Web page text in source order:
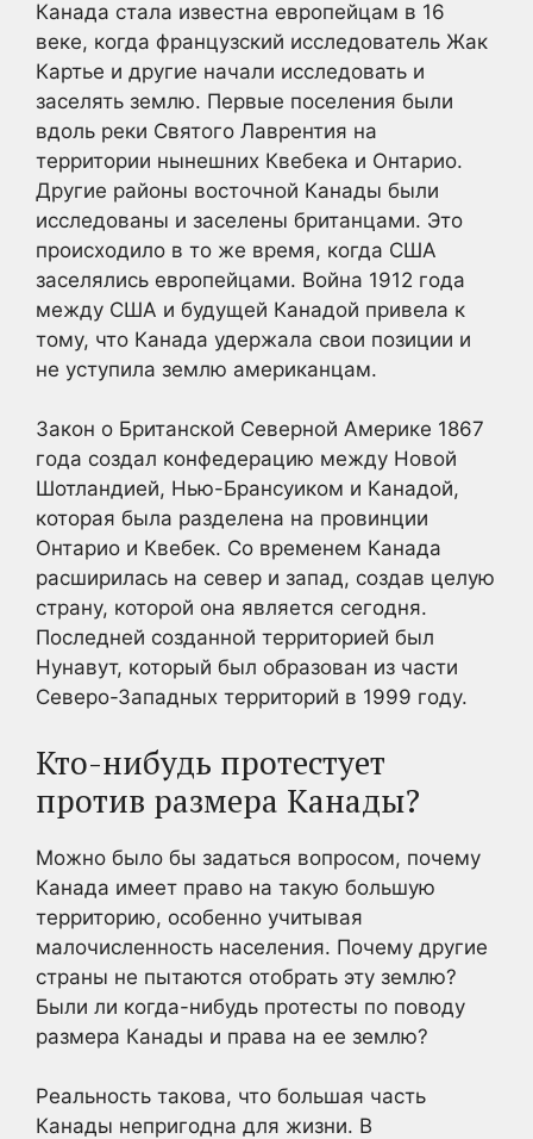
Канада стала известна европейцам в 16
веке, когда французский исследователь Жак
Картье и другие начали исследовать и
заселять землю. Первые поселения были
вдоль реки Святого Лаврентия на
территории нынешних Квебека и Онтарио.
Другие районы восточной Канады были
исследованы и заселены британцами. Это
происходило в то же время, когда США
заселялись европейцами. Война 1912 года
между США и будущей Канадой привела к
тому, что Канада удержала свои позиции и
не уступила землю американцам.
Закон о Британской Северной Америке 1867
года создал конфедерацию между Новой
Шотландией, Нью-Брансуиком и Канадой,
которая была разделена на провинции
Онтарио и Квебек. Со временем Канада
расширилась на север и запад, создав целую
страну, которой она является сегодня.
Последней созданной территорией был
Нунавут, который был образован из части
Северо-Западных территорий в 1999 году.
Кто-нибудь протестует
против размера Канады?
Можно было бы задаться вопросом, почему
Канада имеет право на такую большую
территорию, особенно учитывая
малочисленность населения. Почему другие
страны не пытаются отобрать эту землю?
Были ли когда-нибудь протесты по поводу
размера Канады и права на ее землю?
Реальность такова, что большая часть
Канады непригодна для жизни. В